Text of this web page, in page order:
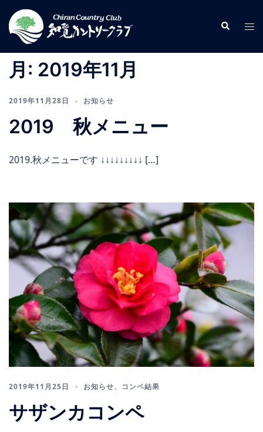
ン
検
索
ト
ル
月: 2019年11月
2019年11月28日 お知らせ
2019 秋メニュー
2019.秋メニューです ↓↓↓↓↓↓↓↓↓ […]
2019年11月25日 お知らせ、 コンペ結果
サザンカコンペ